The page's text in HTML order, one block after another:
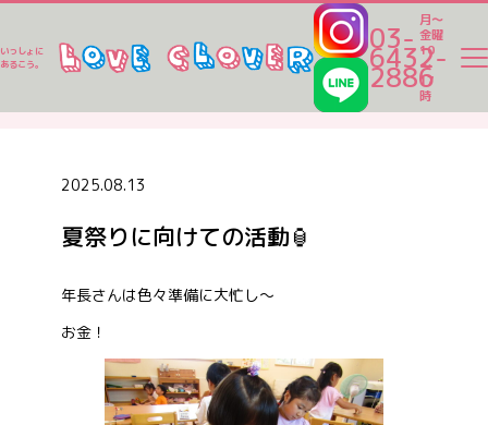
いっしょに
あるこう。
03-
6432-
2886
月～
金曜
10
～
17
時
一時保育
家事代行
2025.08.13
夏祭りに向けての活動🏮
年長さんは色々準備に大忙し～
お金！